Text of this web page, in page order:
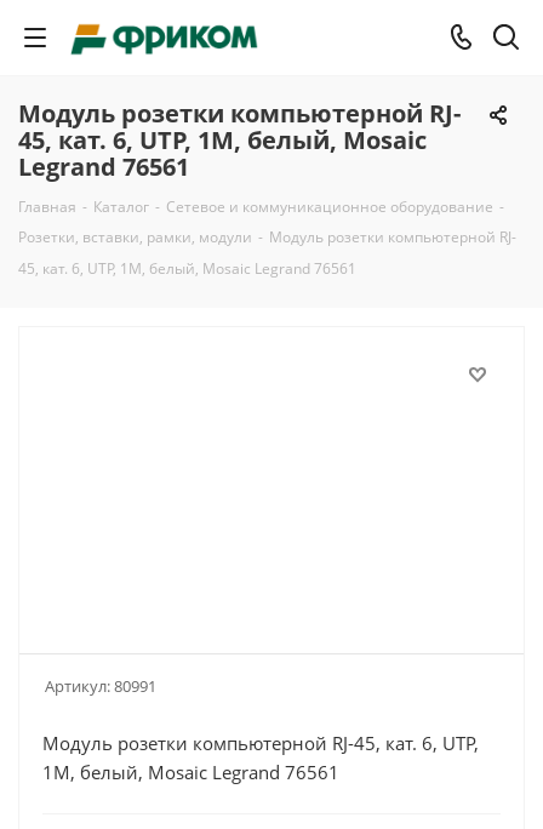
Модуль розетки компьютерной RJ-
45, кат. 6, UTP, 1М, белый, Моsaic
Legrand 76561
Главная - Каталог - Сетевое и коммуникационное оборудование -
Розетки, вставки, рамки, модули - Модуль розетки компьютерной RJ-
45, кат. 6, UTP, 1М, белый, Моsaic Legrand 76561
Артикул:80991
Модуль розетки компьютерной RJ-45, кат. 6, UTP,
1М, белый, Моsaic Legrand 76561